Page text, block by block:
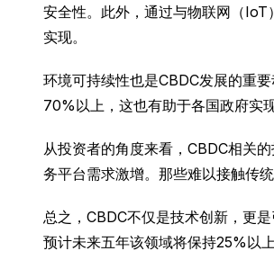
安全性。此外，通过与物联网（
实现。
环境可持续性也是CBDC发展的重
70%以上，这也有助于各国政府实
从投资者的角度来看，CBDC相关
务平台需求激增。那些难以接触传
总之，CBDC不仅是技术创新，更
预计未来五年该领域将保持25%以